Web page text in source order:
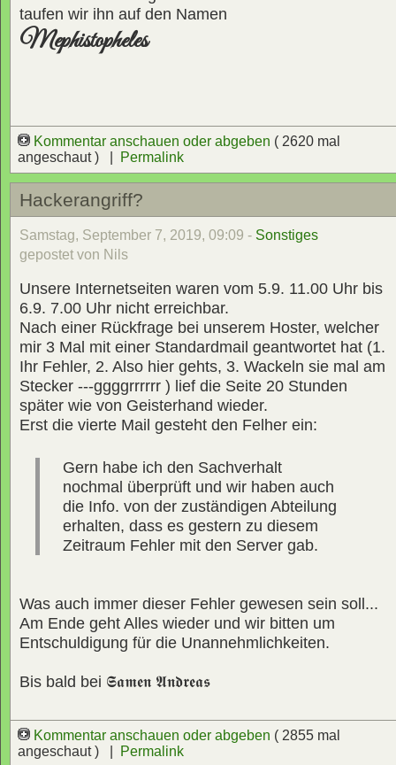
taufen wir ihn auf den Namen
Mephistopheles
Kommentar anschauen oder abgeben ( 2620 mal
angeschaut ) |
Permalink
Hackerangriff?
Samstag, September 7, 2019, 09:09 - Sonstiges
gepostet von Nils
Unsere Internetseiten waren vom 5.9. 11.00 Uhr bis
6.9. 7.00 Uhr nicht erreichbar.
Nach einer Rückfrage bei unserem Hoster, welcher
mir 3 Mal mit einer Standardmail geantwortet hat (1.
Ihr Fehler, 2. Also hier gehts, 3. Wackeln sie mal am
Stecker ---ggggrrrrrr ) lief die Seite 20 Stunden
später wie von Geisterhand wieder.
Erst die vierte Mail gesteht den Felher ein:
Gern habe ich den Sachverhalt
nochmal überprüft und wir haben auch
die Info. von der zuständigen Abteilung
erhalten, dass es gestern zu diesem
Zeitraum Fehler mit den Server gab.
Was auch immer dieser Fehler gewesen sein soll...
Am Ende geht Alles wieder und wir bitten um
Entschuldigung für die Unannehmlichkeiten.
Bis bald bei 𝕾𝖆𝖒𝖊𝖓 𝕬𝖓𝖉𝖗𝖊𝖆𝖘
Kommentar anschauen oder abgeben ( 2855 mal
angeschaut ) |
Permalink